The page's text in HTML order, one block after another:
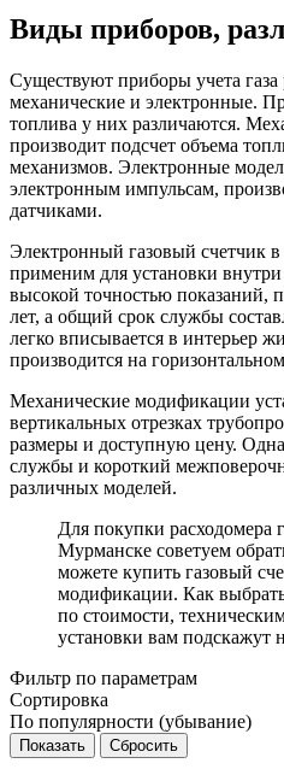
Виды приборов,
Существуют приборы учета
механические и электронные.
топлива у них различаются.
производит подсчет объема
механизмов. Электронные
электронным импульсам,
датчиками.
Электронный газовый счетчик в
применим для установки
высокой точностью показаний,
лет, а общий срок службы
легко вписывается в интерьер
производится на
Механические модификации
вертикальных отрезках
размеры и доступную цену.
службы и короткий
различных моделей.
Для покупки расходомера
Мурманске советуем
можете купить газовый
модификации. Как
по стоимости,
установки вам подскажут
Фильтр по параметрам
Сортировка
По популярности (убывание)
Сбросить